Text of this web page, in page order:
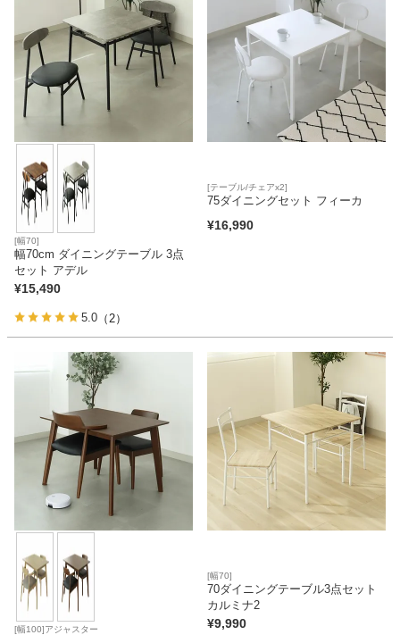
[幅70]
幅70cm ダイニングテーブル 3点
セット アデル
¥15,490
5.0 （2）
[テーブル/チェアx2]
75ダイニングセット フィーカ
¥16,990
[幅100]アジャスター
[幅70]
70ダイニングテーブル3点セット
カルミナ2
¥9,990